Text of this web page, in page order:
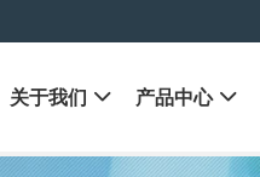
关于我们  产品中心 